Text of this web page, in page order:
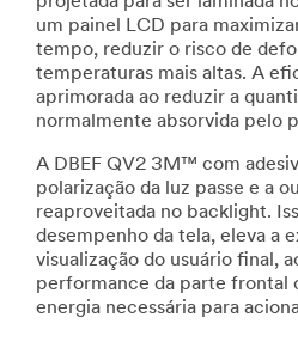
um painel LCD para
tempo, reduzir o risco de
temperaturas mais altas. A
aprimorada ao reduzir a
normalmente absorvida pelo
A DBEF QV2 3M™ com
polarização da luz passe e a
reaproveitada no backlight.
desempenho da tela, eleva a
visualização do usuário final,
performance da parte frontal
energia necessária para